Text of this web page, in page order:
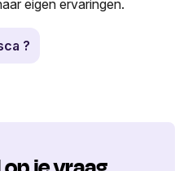
eigen ervaringen.
?